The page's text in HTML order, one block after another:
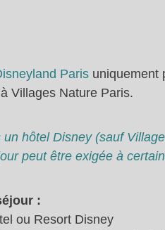
Paris uniquement
Villages Nature Paris.
hôtel Disney (sauf
peut être exigée à
:
ou Resort Disney